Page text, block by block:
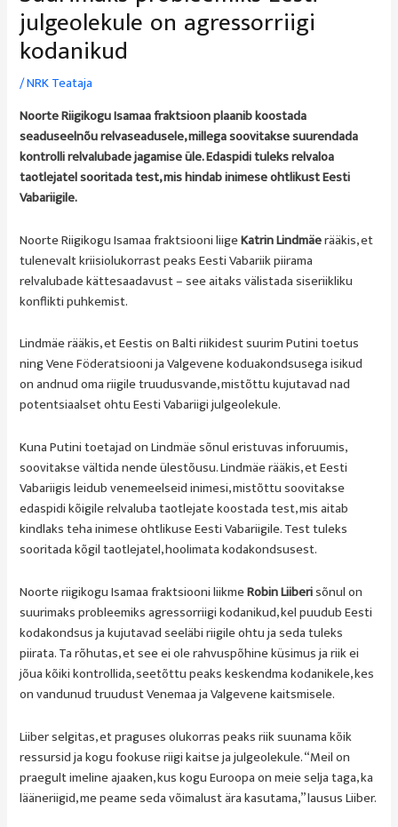
julgeolekule on agressorriigi
kodanikud
/NRK Teataja
Noorte Riigikogu Isamaa fraktsioon plaanib koostada
seaduseelnõu relvaseadusele, millega soovitakse suurendada
kontrolli relvalubade jagamise üle. Edaspidi tuleks relvaloa
taotlejatel sooritada test, mis hindab inimese ohtlikust Eesti
Vabariigile.
Noorte Riigikogu Isamaa fraktsiooni liigeKatrin Lindmäerääkis, et
tulenevalt kriisiolukorrast peaks Eesti Vabariik piirama
relvalubade kättesaadavust – see aitaks välistada siseriikliku
konflikti puhkemist.
Lindmäe rääkis, et Eestis on Balti riikidest suurim Putini toetus
ningVene Föderatsiooni ja Valgevene koduakondsusega isikud
on andnud oma riigile truudusvande, mistõttu kujutavad nad
potentsiaalset ohtu Eesti Vabariigi julgeolekule.
Kuna Putini toetajad on Lindmäe sõnul eristuvas inforuumis,
soovitakse vältida nende ülestõusu. Lindmäe rääkis, et Eesti
Vabariigis leidub venemeelseid inimesi, mistõttu soovitakse
edaspidi kõigile relvaluba taotlejate koostada test, mis aitab
kindlaks teha inimese ohtlikuse Eesti Vabariigile. Test tuleks
sooritada kõgil taotlejatel, hoolimata kodakondsusest.
Noorte riigikogu Isamaa fraktsiooni liikmeRobin Liiberisõnul on
suurimaks probleemiks agressorriigi kodanikud, kel puudub Eesti
kodakondsus ja kujutavad seeläbi riigile ohtu ja seda tuleks
piirata. Ta rõhutas, et see ei ole rahvuspõhine küsimus ja riik ei
jõua kõiki kontrollida, seetõttu peaks keskendma kodanikele, kes
on vandunud truudust Venemaa ja Valgevene kaitsmisele.
Liiber selgitas, et praguses olukorras peaks riik suunama kõik
ressursid ja kogu fookuse riigi kaitse ja julgeolekule. “Meil on
praegult imeline ajaaken, kus kogu Euroopa on meie selja taga, ka
lääneriigid, me peame seda võimalust ära kasutama,” lausus Liiber.